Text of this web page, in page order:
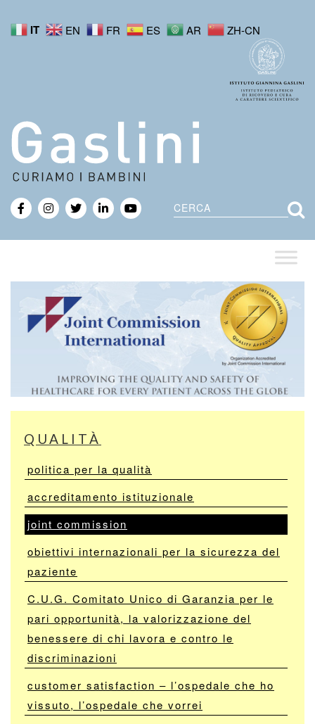
IT EN FR ES AR ZH-CN
Cerca
QUALITÀ
politica per la qualità
accreditamento istituzionale
joint commission
obiettivi internazionali per la sicurezza del
paziente
C.U.G. Comitato Unico di Garanzia per le
pari opportunità, la valorizzazione del
benessere di chi lavora e contro le
discriminazioni
customer satisfaction – l’ospedale che ho
vissuto, l’ospedale che vorrei